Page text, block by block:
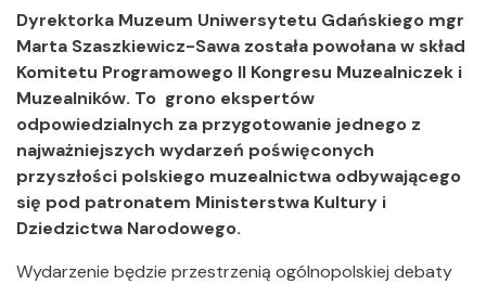
Dyrektorka Muzeum Uniwersytetu Gdańskiego mgr
Marta Szaszkiewicz-Sawa została powołana w skład
Komitetu Programowego II Kongresu Muzealniczek i
Muzealników. To grono ekspertów
odpowiedzialnych za przygotowanie jednego z
najważniejszych wydarzeń poświęconych
przyszłości polskiego muzealnictwa odbywającego
się pod patronatem Ministerstwa Kultury i
Dziedzictwa Narodowego.
Wydarzenie będzie przestrzenią ogólnopolskiej debaty